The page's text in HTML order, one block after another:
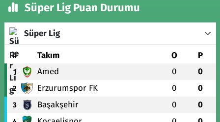
Süper Lig Puan Durumu
Süper Lig
# Takım O P
1 Amed 0 0
2 Erzurumspor FK 0 0
3 Başakşehir 0 0